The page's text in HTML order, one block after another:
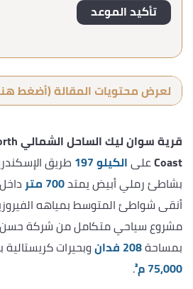
لعرض محتويات المقالة (أضغط
قرية سوان ليك الساحل الشمالي
Coastعلىالكيلو 197
طريق
بشاطئ رملي أبيض يمتد700 متر
أنقى شواطئ المتوسط بمياهه
مشروع سياحي متكامل من شركة حسن
بمساحة208 فدان
وبحيرات
75,000 م²
.